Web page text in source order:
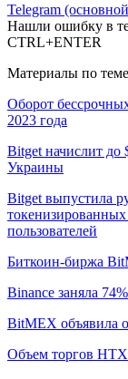
Telegram
Нашли ошибку в
CTRL+ENTER
Материалы по теме
Оборот
2023 года
Bitget начислит
Украины
Bitget выпустила
пользователей
Биткоин-биржа
Binance заняла
BitMEX объявила
Объем торгов